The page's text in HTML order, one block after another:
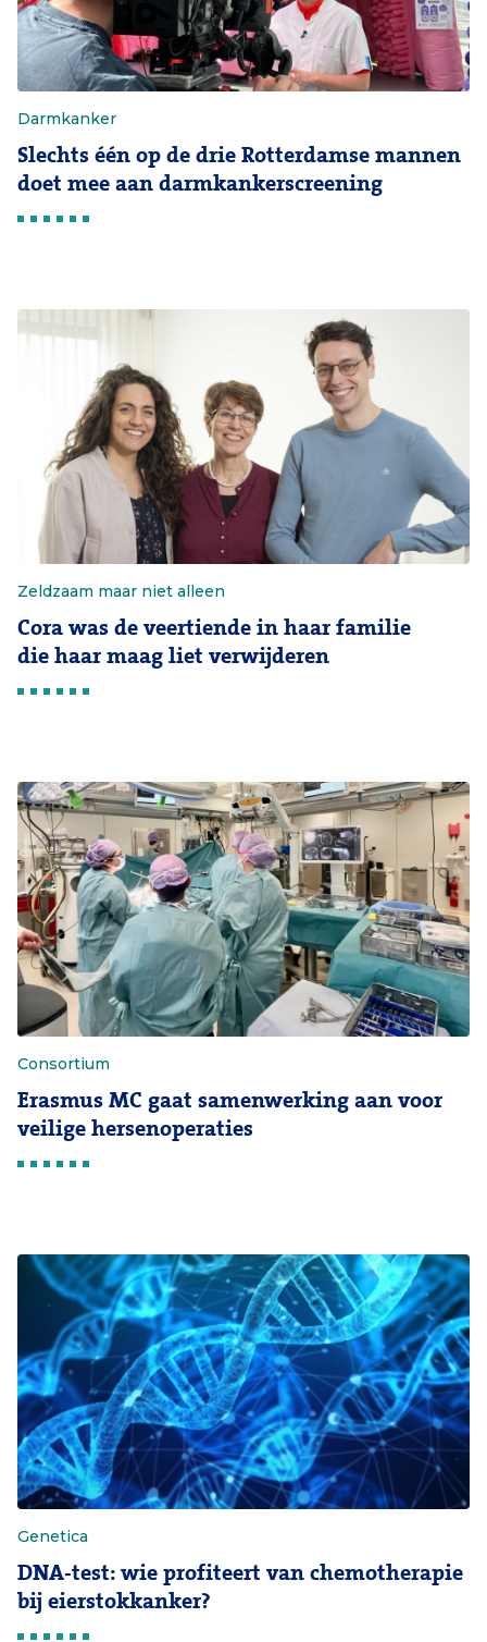
Darmkanker
Slechts één op de drie Rotterdamse mannen
doet mee aan darmkankerscreening
Zeldzaam maar niet alleen
Cora was de veertiende in haar familie
die haar maag liet verwijderen
Consortium
Erasmus MC gaat samenwerking aan voor
veilige hersenoperaties
Genetica
DNA-test: wie profiteert van chemotherapie
bij eierstokkanker?